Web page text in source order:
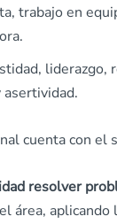
trabajo en
liderazgo,
cuenta con el
resolver
área, aplicando